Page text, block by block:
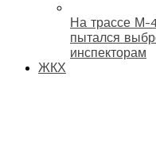
На трассе М-
пытался
инспекторам
ЖКХ